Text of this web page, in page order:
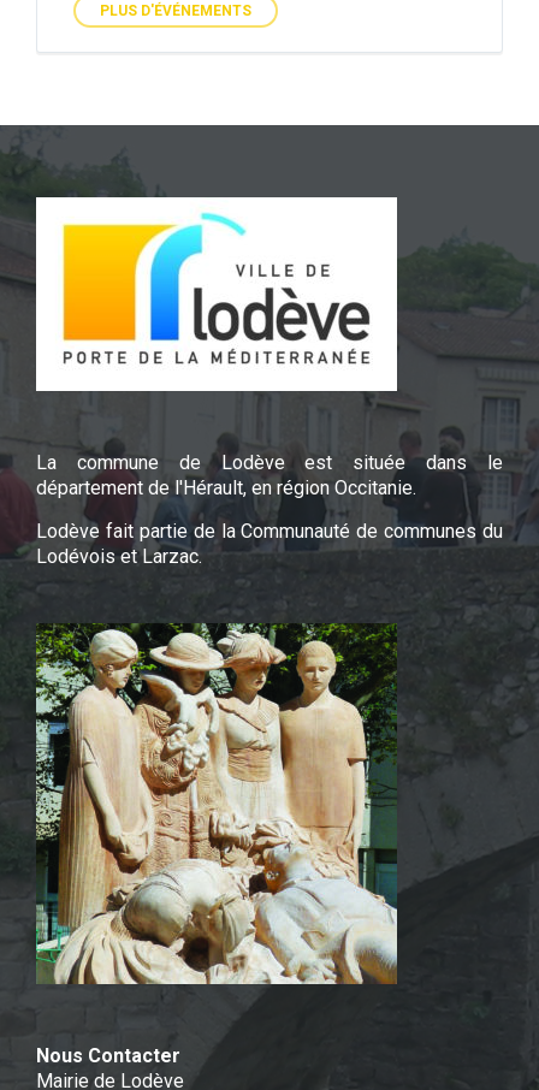
PLUS D'ÉVÉNEMENTS
La commune de Lodève est située dans le
département de l'Hérault, en région Occitanie.
Lodève fait partie de la Communauté de communes du
Lodévois et Larzac.
Nous Contacter
Mairie de Lodève